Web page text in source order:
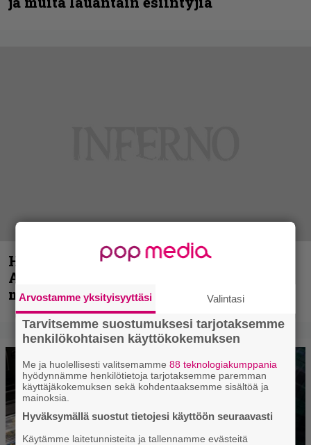
Hellsinki Metal Festival kuvina, osa 1 –
Accept, Carcass, Black Label Society ja
muita avauspäivän esiintyjiä
Arvostamme yksityisyyttäsi Valintasi
Tarvitsemme suostumuksesi tarjotaksemme
henkilökohtaisen käyttökokemuksen
Me ja huolellisesti valitsemamme88 teknologiakumppania
hyödynnämme henkilötietoja tarjotaksemme paremman
käyttäjäkokemuksen sekä kohdentaaksemme sisältöä ja
mainoksia.
Hyväksymällä suostut tietojesi käyttöön seuraavasti
Käytämme laitetunnisteita ja tallennamme evästeitä